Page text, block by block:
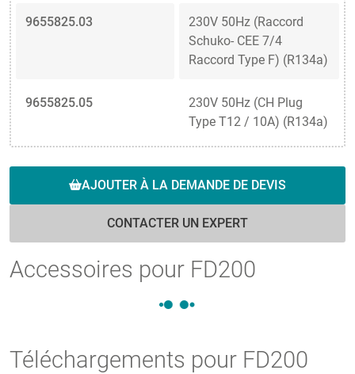
9655825.03
230V 50Hz (Raccord
Schuko- CEE 7/4
Raccord Type F) (R134a)
9655825.05
230V 50Hz (CH Plug
Type T12 / 10A) (R134a)
AJOUTER À LA DEMANDE DE DEVIS
CONTACTER UN EXPERT
Accessoires pour FD200
Téléchargements pour FD200